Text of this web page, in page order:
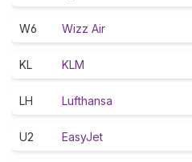
W6 Wizz Air
KL KLM
LH Lufthansa
U2 EasyJet